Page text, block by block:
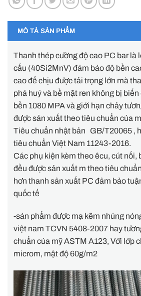
MÔ TẢ SẢN PHẨM
Thanh thép cường độ cao PC bar là
cấu (40Si2MnV) đảm bảo độ bền
cao để chịu được tải trọng lớn mà
phá huỷ và bề mặt ren không bị
bền 1080 MPA và giới hạn chảy
được sản xuất theo tiêu chuẩn của
Tiêu chuẩn nhật bản GB/T20065 ,
tiêu chuẩn Việt Nam 11243-2016.
Các phụ kiện kèm theo êcu, cút nối,
đều được sản xuất m theo tiêu
hơn thanh sản xuất PC đảm bảo
quốc tế
-sản phẩm được mạ kẽm nhúng
việt nam TCVN 5408-2007 hay
chuẩn của mỹ ASTM A123, Với lớp
microm, mật độ 60g/m2